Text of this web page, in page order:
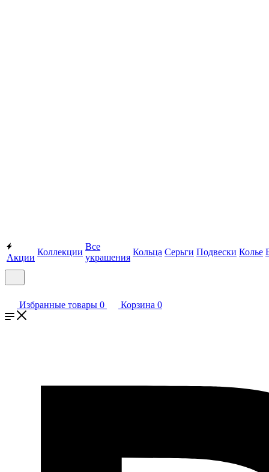
Акции
Коллекции
Все
украшения
Кольца Серьги Подвески Колье
Избранные товары 0 Корзина 0